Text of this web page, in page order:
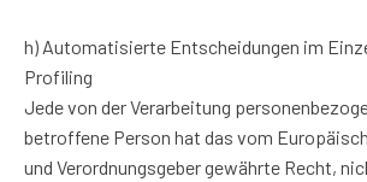
h) Automatisierte Entscheidungen im
Profiling
Jede von der Verarbeitung
betroffene Person hat das vom
und Verordnungsgeber gewährte Recht,